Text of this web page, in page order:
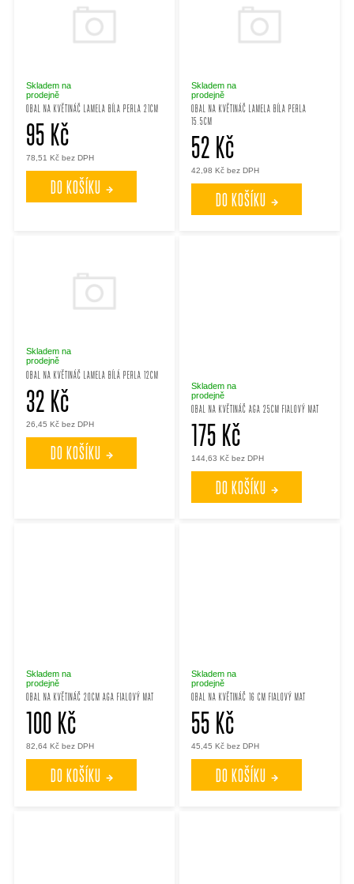
í
p
r
o
t
ů
OBAL NA KVĚTINÁČ LAMELA BÍLA PERLA 21CM
Skladem na
prodejně
78,51 Kč bez DPH
95 Kč
DO KOŠÍKU
OBAL NA KVĚTINÁČ LAMELA BÍLA PERLA
15.5CM
Skladem na
prodejně
42,98 Kč bez DPH
52 Kč
DO KOŠÍKU
OBAL NA KVĚTINÁČ LAMELA BÍLÁ PERLA 12CM
Skladem na
prodejně
26,45 Kč bez DPH
32 Kč
DO KOŠÍKU
OBAL NA KVĚTINÁČ AGA 25CM FIALOVÝ MAT
Skladem na
prodejně
144,63 Kč bez DPH
175 Kč
DO KOŠÍKU
OBAL NA KVĚTINÁČ 20CM AGA FIALOVÝ MAT
Skladem na
prodejně
82,64 Kč bez DPH
100 Kč
DO KOŠÍKU
OBAL NA KVĚTINÁČ 16 CM FIALOVÝ MAT
Skladem na
prodejně
45,45 Kč bez DPH
55 Kč
DO KOŠÍKU